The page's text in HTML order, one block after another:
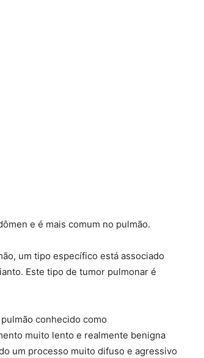
e é mais comum no pulmão.
um tipo específico está associado
Este tipo de tumor pulmonar é
conhecido como
muito lento e realmente benigna
um processo muito difuso e agressivo